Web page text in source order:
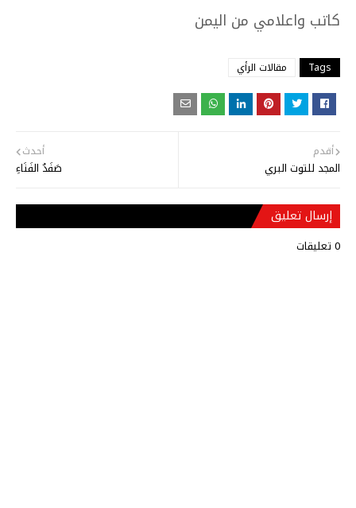
كاتب واعلامي من اليمن
Tags مقالات الرأي
أحدث
صَفَدُ الفَنَاءِ
أقدم
المجد للتوت البري
إرسال تعليق
0 تعليقات